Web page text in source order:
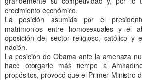
crecimiento económico.
La posición asumida por el
matrimonios entre homosexuales y el
oposición del sector religioso, católico y
nación.
La posición de Obama ante la amenaza
hace otorgarle más tiempo a
propósitos, provocó que el Primer Ministro